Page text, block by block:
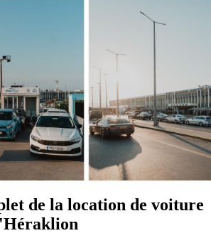
de la location de voiture